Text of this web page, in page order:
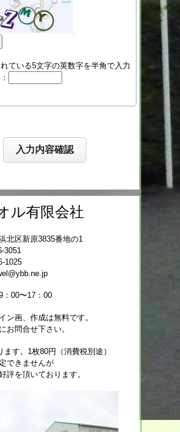
ている5文字の英数字を半角で入力
ル有限会社
北区新原3835番地の1
3051
1025
：00〜17：00
ン画、作成は無料です。
お問合せ下さい。
ます。1枚80円（消費税別途）
できませんが
評を頂いております。